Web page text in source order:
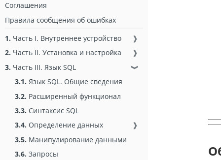
Соглашения
Правила сообщения об ошибках
1. Часть I. Внутреннее устройство
❱
2. Часть II. Установка и настройка
❱
3. Часть III. Язык SQL ❱
3.1. Язык SQL. Общие сведения
3.2. Расширенный функционал
3.3. Синтаксис SQL
3.4. Определение данных
❱
3.5. Манипулирование данными
3.6. Запросы